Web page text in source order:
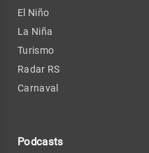
El Niño
La Niña
Turismo
Radar RS
Carnaval
Podcasts